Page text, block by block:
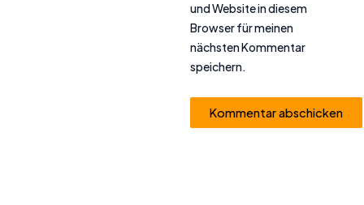
und Website in diesem
Browser für meinen
nächsten Kommentar
speichern.